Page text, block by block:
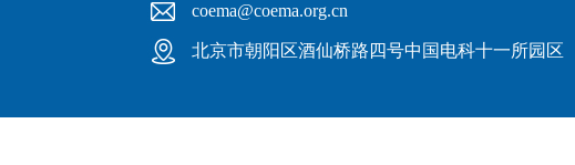
coema@coema.org.cn
北京市朝阳区酒仙桥路四号中国电科十一所园区